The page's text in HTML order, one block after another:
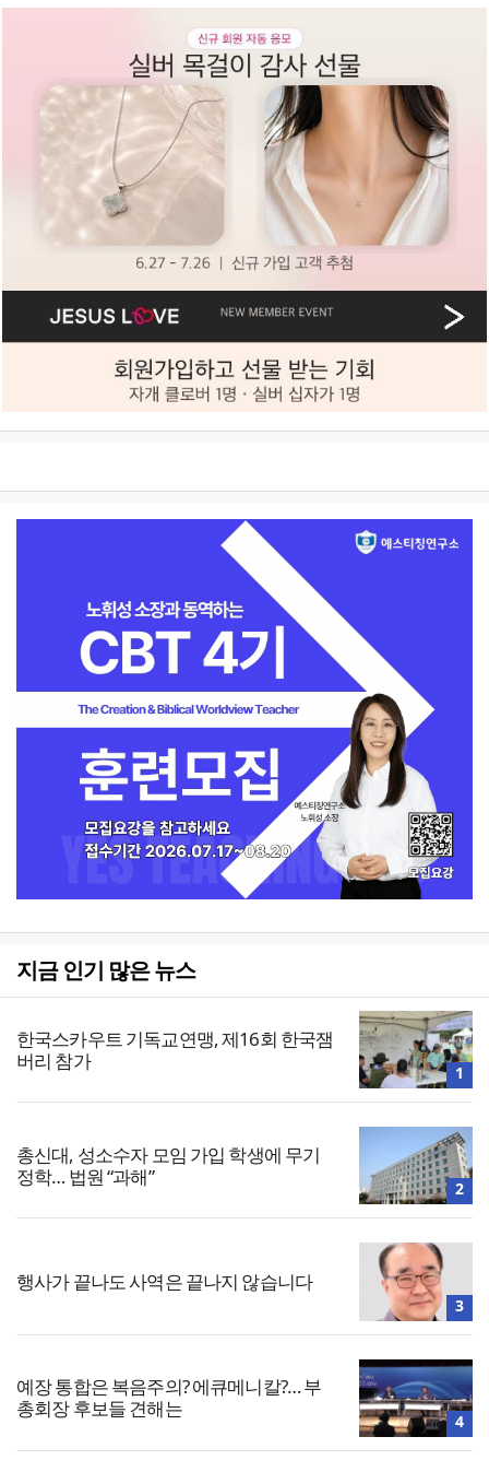
지금 인기 많은 뉴스
한국스카우트 기독교연맹, 제16회 한국잼
버리 참가
1
총신대, 성소수자 모임 가입 학생에 무기
정학… 법원 “과해”
2
행사가 끝나도 사역은 끝나지 않습니다
3
예장 통합은 복음주의? 에큐메니칼?… 부
총회장 후보들 견해는
4